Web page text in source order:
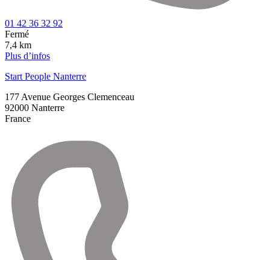
01 42 36 32 92
Fermé
7,4 km
Plus d’infos
Start People Nanterre
177 Avenue Georges Clemenceau
92000 Nanterre
France